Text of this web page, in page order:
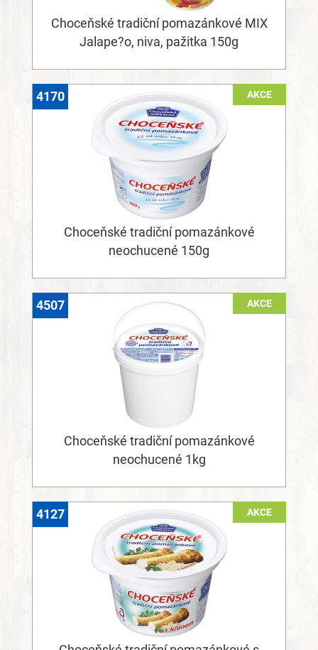
Choceňské tradiční pomazánkové MIX
Jalape?o, niva, pažitka 150g
AKCE
Choceňské tradiční pomazánkové
neochucené 150g
4170
AKCE
Choceňské tradiční pomazánkové
neochucené 1kg
4507
AKCE
4127